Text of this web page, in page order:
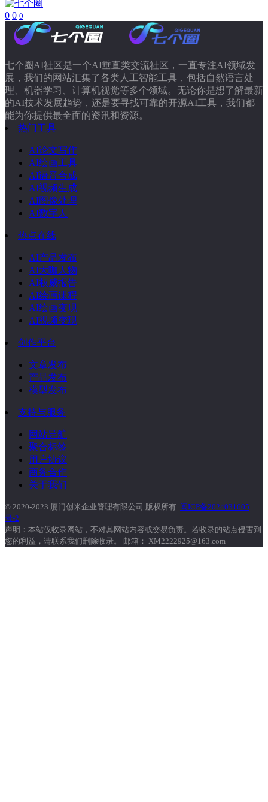
0 0 0
七个圈AI社区是一个AI垂直类交流社区，一直专注AI领域发
展，我们的网站汇集了各类人工智能工具，包括自然语言处
理、机器学习、计算机视觉等多个领域。无论你是想了解最新
的AI技术发展趋势，还是要寻找可靠的开源AI工具，我们都
能为你提供最全面的资讯和资源。
热门工具
AI论文写作
AI绘画工具
AI语音合成
AI视频生成
AI图像处理
AI数字人
热点在线
AI产品发布
AI大咖人物
AI权威报告
AI绘画课程
AI绘画变现
AI视频变现
创作平台
文章发布
产品发布
模型发布
支持与服务
网站导航
聚合标签
用户协议
商务合作
关于我们
© 2020-2023 厦门创米企业管理有限公司 版权所有 闽ICP备2024031605
号-2
声明：本站仅收录网站，不对其网站内容或交易负责。若收录的站点侵害到
您的利益，请联系我们删除收录。 邮箱： XM2222925@163.com